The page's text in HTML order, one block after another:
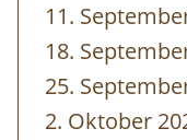
11.
18.
25.
2. Oktober